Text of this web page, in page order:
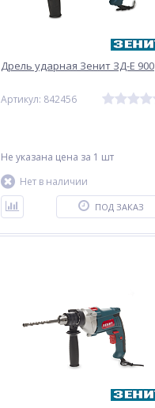
Дрель ударная Зенит ЗД-Е 900
Артикул: 842456
Не указана цена за 1 шт
Нет в наличии
ПОД ЗАКАЗ